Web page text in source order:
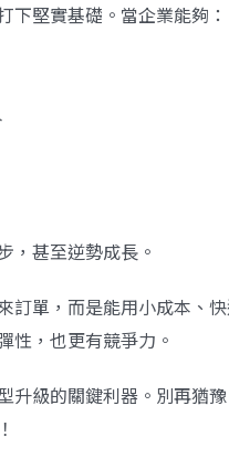
下堅實基礎。當企業能夠：
，甚至逆勢成長。
訂單，而是能用小成本、
性，也更有競爭力。
升級的關鍵利器。別再猶